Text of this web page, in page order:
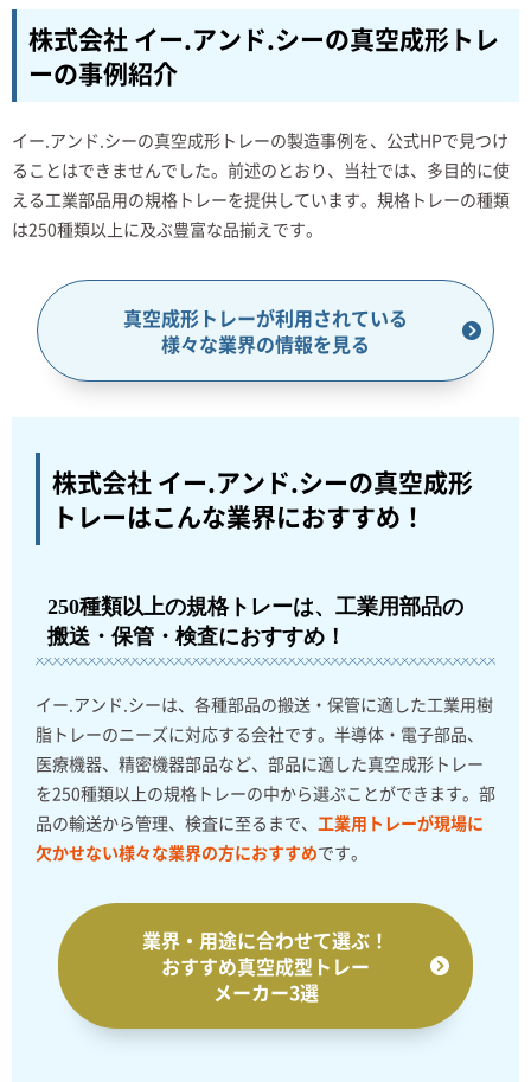
株式会社 イー.アンド.シーの真空成形トレ
ーの事例紹介
イー.アンド.シーの真空成形トレーの製造事例を、公式HPで見つけ
ることはできませんでした。前述のとおり、当社では、多目的に使
える工業部品用の規格トレーを提供しています。規格トレーの種類
は250種類以上に及ぶ豊富な品揃えです。
真空成形トレーが利用されている
様々な業界の情報を見る
株式会社 イー.アンド.シーの真空成形
トレーはこんな業界におすすめ！
250種類以上の規格トレーは、工業用部品の
搬送・保管・検査におすすめ！
イー.アンド.シーは、各種部品の搬送・保管に適した工業用樹
脂トレーのニーズに対応する会社です。半導体・電子部品、
医療機器、精密機器部品など、部品に適した真空成形トレー
を250種類以上の規格トレーの中から選ぶことができます。部
品の輸送から管理、検査に至るまで、 工業用トレーが現場に
欠かせない様々な業界の方におすすめです。
業界・用途に合わせて選ぶ！
おすすめ真空成型トレー
メーカー3選